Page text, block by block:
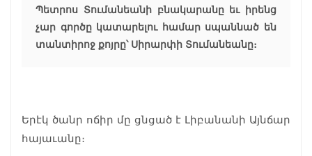
Պետրոս Տումանեանի բնակարանը եւ իրենց
չար գործը կատարելու համար սպաննած են
տանտիրոջ քոյրը՝ Սիրարփի Տումանեանը։
Երէկ ծանր ոճիր մը ցնցած է Լիբանանի Այնճար
հայաւանը։